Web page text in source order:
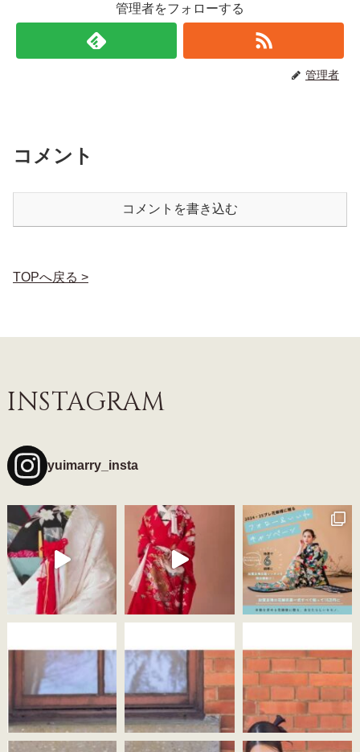
管理者をフォローする
管理者
コメント
コメントを書き込む
TOPへ戻る >
INSTAGRAM
yuimarry_insta